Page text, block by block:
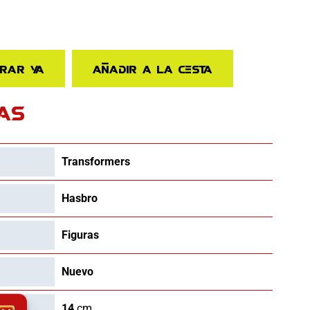
ya Añadir a la cesta
Transformers
Hasbro
Figuras
Nuevo